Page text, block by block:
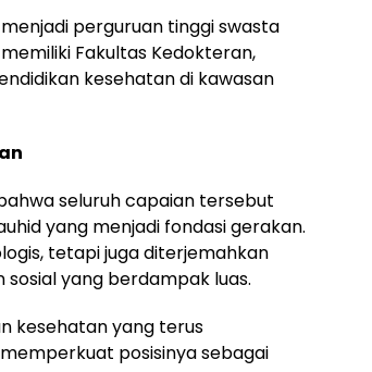
perguruan tinggi swasta
Fakultas Kedokteran,
kesehatan di kawasan
seluruh capaian tersebut
yang menjadi fondasi gerakan.
tetapi juga diterjemahkan
yang berdampak luas.
kesehatan yang terus
posisinya sebagai